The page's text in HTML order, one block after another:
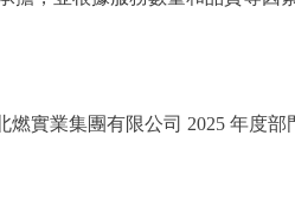
燃實業集團有限公司 2025 年度部